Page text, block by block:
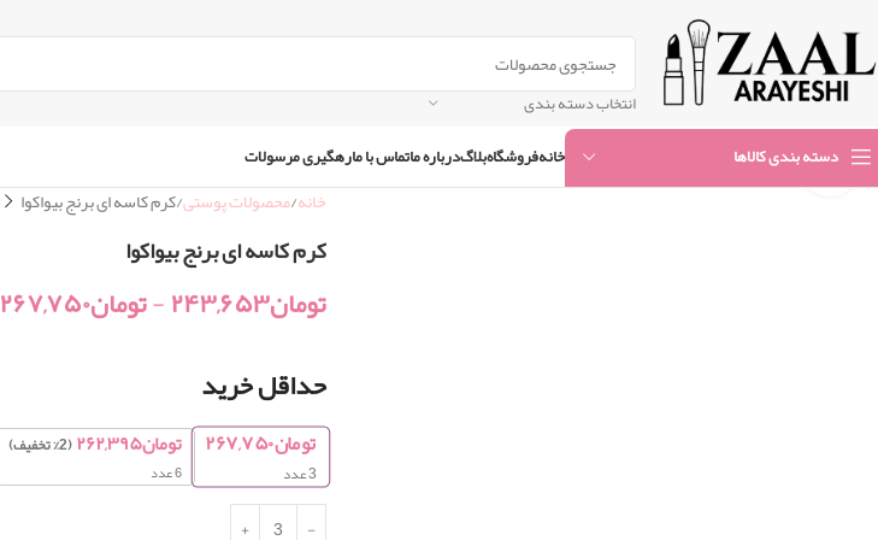
انتخاب دسته بندی
دسته بندی کالاها خانهفروشگاهبلاگدرباره ماتماس با مارهگیری مرسولات بزرگنمایی تصویر
خانه محصولات پوستی کرم کاسه ای برنج بیواکوا
کرم کاسه ای برنج بیواکوا
تومان۲۴۳,۶۵۳-تومان۲۶۷,۷۵۰
حداقل خرید
تومان۲۶۷,۷۵۰
3عدد
تومان۲۶۲,۳۹۵(2% تخفیف)
6 عدد